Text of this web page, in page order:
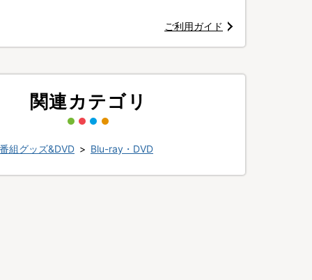
ご利用ガイド
関連カテゴリ
組グッズ&DVD > Blu-ray・DVD